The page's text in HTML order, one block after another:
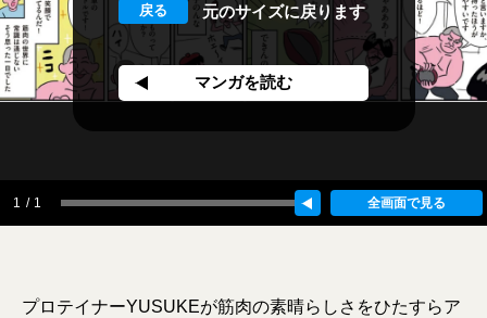
1 / 1
元のサイズに戻ります
マンガを読む
プロテイナーYUSUKEが筋肉の素晴らしさをひたすらア